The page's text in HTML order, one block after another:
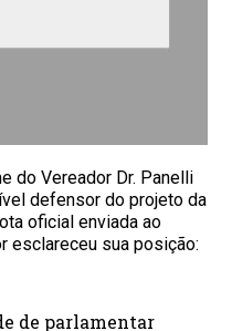
do Vereador Dr. Panelli
defensor do projeto da
oficial enviada ao
esclareceu sua posição:
de parlamentar